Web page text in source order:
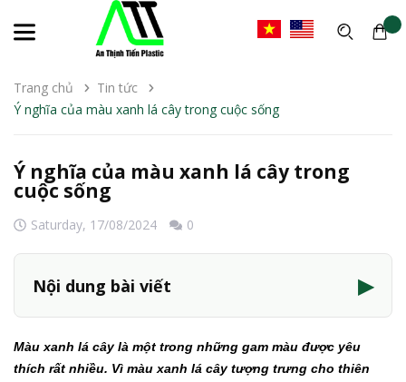
Trang chủ
Tin tức
Ý nghĩa của màu xanh lá cây trong cuộc sống
Ý nghĩa của màu xanh lá cây trong
cuộc sống
Saturday, 17/08/2024 0
Nội dung bài viết ▶
Màu xanh lá cây là một trong những gam màu được yêu
thích rất nhiều. Vì màu xanh lá cây tượng trưng cho thiên